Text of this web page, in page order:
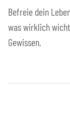
Befreie dein
was wirklich
Gewissen.